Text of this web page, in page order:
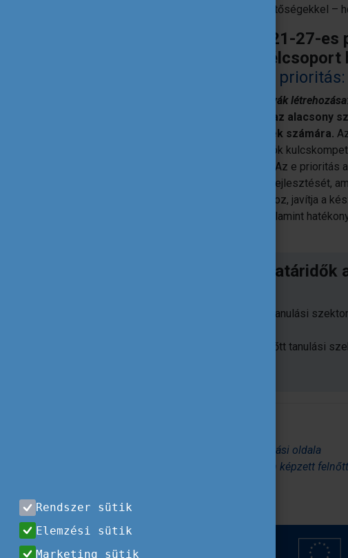
terén, valamint a megfelelő tanulási lehetőségekkel –
Az Erasmus+ program 2021-27-
kiemelten jelenik meg a
szektorspecifikus prioritás:
Kompetenciafejlesztési és átképzési pályák létrehozása
különösen az alacsony
kompetenciákkal rendelkező felnőttek számára.
lehetővé kell tennie, hogy a felnőtt tanulók
magasabb szintű képesítések irányába. Az e
pályaorientáció mint olyan szolgáltatás fejlesztését,
során hozzáférjenek a releváns tanuláshoz, javítja a
szabott tanulási ajánlatokat dolgoz ki, valamint
Őszi pályázati beadási
Erasmus-akkreditáció a felnőtt tanulási
Kis léptékű partnerségek a felnőtt tanulási
Az Erasmus+ program felnőtt tanulási oldala
Hogyan vonhatók be az alacsonyan képzett
Rendszer sütik
Elemzési sütik
Marketing sütik